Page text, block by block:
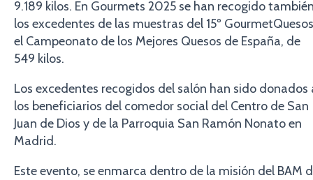
9.189 kilos. En Gourmets 2025 se han recogido
los excedentes de las muestras del 15º
el Campeonato de los Mejores Quesos de España, de
549 kilos.
Los excedentes recogidos del salón han sido donados
los beneficiarios del comedor social del Centro de San
Juan de Dios y de la Parroquia San Ramón Nonato en
Madrid.
Este evento, se enmarca dentro de la misión del BAM